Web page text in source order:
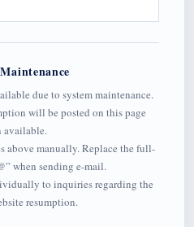
due to system maintenance.
will be posted on this page
available.
above manually. Replace the full-
when sending e-mail.
to inquiries regarding the
resumption.